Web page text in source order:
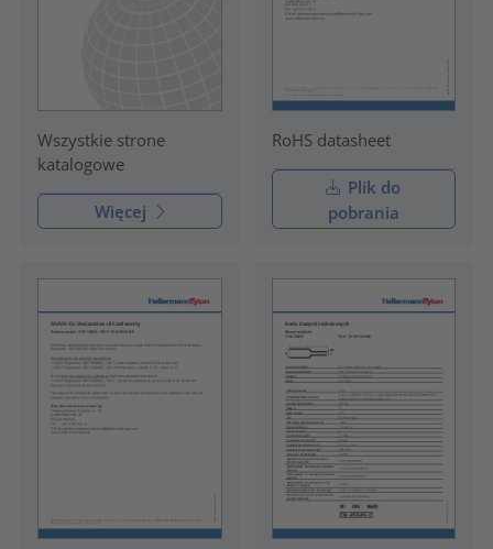
Wszystkie strone
katalogowe
Więcej
RoHS datasheet
Plik do
pobrania